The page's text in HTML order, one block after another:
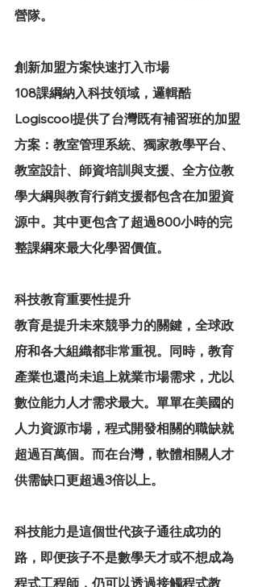
營隊。
創新加盟方案快速打入市場
108課綱納入科技領域，邏輯酷
Logiscool提供了台灣既有補習班的加盟
方案：教室管理系統、獨家教學平台、
教室設計、師資培訓與支援、全方位教
學大綱與教育行銷支援都包含在加盟資
源中。其中更包含了超過800小時的完
整課綱來最大化學習價值。
科技教育重要性提升
教育是提升未來競爭力的關鍵，全球政
府和各大組織都非常重視。同時，教育
產業也還尚未追上就業市場需求，尤以
數位能力人才需求最大。單單在美國的
人力資源市場，程式開發相關的職缺就
超過百萬個。而在台灣，軟體相關人才
供需缺口更超過3倍以上。
科技能力是這個世代孩子通往成功的
路，即便孩子不是數學天才或不想成為
程式工程師，仍可以透過接觸程式教